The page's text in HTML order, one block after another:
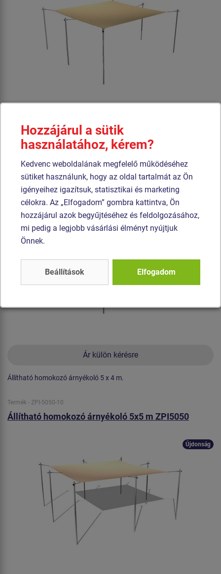
Ár külön kérésre
Állítható homokozó árnyékoló 4 x 4 m.
Termék - ZPI-5040-10
Állítható homokozó árnyékoló 5x4 m ZPI5040
Ár külön kérésre
Újdonság
Állítható homokozó árnyékoló 5 x 4 m.
Termék - ZPI-5050-10
Állítható homokozó árnyékoló 5x5 m ZPI5050
Újdonság
Hozzájárul a sütik
használatához, kérem?
Kedvenc weboldalának megfelelő működéséhez
sütiket használunk, hogy az oldal tartalmát az Ön
igényeihez igazítsuk, statisztikai és marketing
célokra. Az „Elfogadom” gombra kattintva, Ön
hozzájárul azok begyűjtéséhez és feldolgozásához,
mi pedig a legjobb vásárlási élményt nyújtjuk
Önnek.
Beállítások Elfogadom